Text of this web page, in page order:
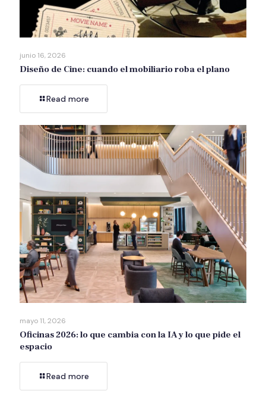
junio 16, 2026
Diseño de Cine: cuando el mobiliario roba el plano
Read more
mayo 11, 2026
Oficinas 2026: lo que cambia con la IA y lo que pide el
espacio
Read more